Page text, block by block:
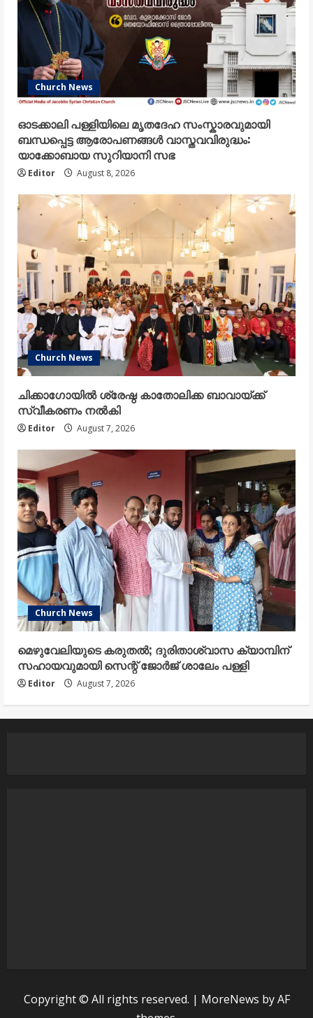
Church News
ഓടക്കാലി പള്ളിയിലെ മൃതദേഹ സംസ്കാരവുമായി
ബന്ധപ്പെട്ട ആരോപണങ്ങൾ വാസ്തവവിരുദ്ധം:
യാക്കോബായ സുറിയാനി സഭ
Editor August 8, 2026
Church News
ചിക്കാഗോയിൽ ശ്രേഷ്ഠ കാതോലിക്ക ബാവായ്ക്ക്
സ്വീകരണം നൽകി
Editor August 7, 2026
Church News
മെഴുവേലിയുടെ കരുതൽ; ദുരിതാശ്വാസ ക്യാമ്പിന്
സഹായവുമായി സെന്റ് ജോർജ് ശാലേം പള്ളി
Editor August 7, 2026
Copyright © All rights reserved. | MoreNews by AF